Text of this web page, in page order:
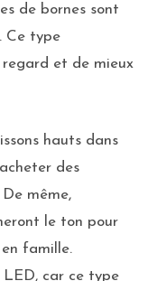
de bornes sont
Ce type
regard et de mieux
hauts dans
des
même,
le ton pour
famille.
LED, car ce type